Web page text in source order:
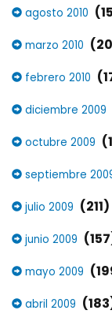
agosto 2010
marzo 2010
febrero 2010
diciembre 2009
octubre 2009
septiembre
julio 2009 (211)
junio 2009
mayo 2009
abril 2009